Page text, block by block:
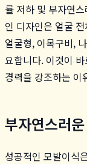
률 저하 및 부자연
인 디자인은 얼굴
얼굴형, 이목구비,
요합니다. 이것이
경력을 강조하는 이
부자연스러
성공적인 모발이식